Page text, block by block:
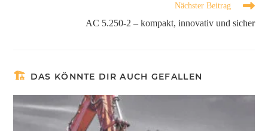
Nächster Beitrag
AC 5.250-2 – kompakt, innovativ und sicher
DAS KÖNNTE DIR AUCH GEFALLEN